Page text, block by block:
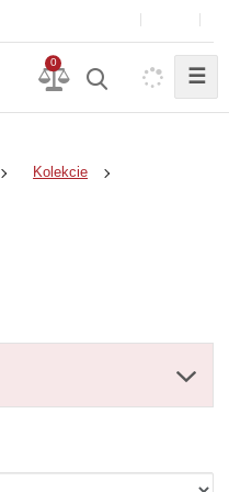
0
☰
Kolekcie